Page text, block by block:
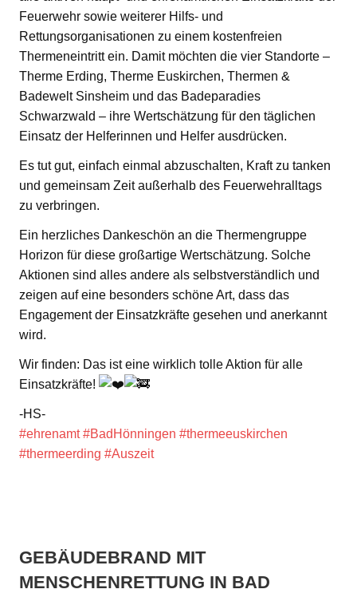
Feuerwehr sowie weiterer Hilfs- und
Rettungsorganisationen zu einem kostenfreien
Thermeneintritt ein. Damit möchten die vier Standorte –
Therme Erding, Therme Euskirchen, Thermen &
Badewelt Sinsheim und das Badeparadies
Schwarzwald – ihre Wertschätzung für den täglichen
Einsatz der Helferinnen und Helfer ausdrücken.
Es tut gut, einfach einmal abzuschalten, Kraft zu tanken
und gemeinsam Zeit außerhalb des Feuerwehralltags
zu verbringen.
Ein herzliches Dankeschön an die Thermengruppe
Horizon für diese großartige Wertschätzung. Solche
Aktionen sind alles andere als selbstverständlich und
zeigen auf eine besonders schöne Art, dass das
Engagement der Einsatzkräfte gesehen und anerkannt
wird.
Wir finden: Das ist eine wirklich tolle Aktion für alle
Einsatzkräfte!
-HS-
#ehrenamt #BadHönningen #thermeeuskirchen
#thermeerding #Auszeit
GEBÄUDEBRAND MIT
MENSCHENRETTUNG IN BAD